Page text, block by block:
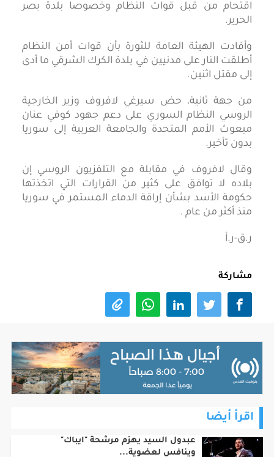
اقتحام من قبل قوات النظام وخصوصا بلدة بصر
الحرير.
وأفادت الهيئة العامة للثورة بأن قوات أمن النظام
أطلقت النار على مدنيين في بلدة الكرك الشرقي ما أدى
إلى مقتل اثنين.
من جهة ثانية، حض سيرغي لافروف وزير الخارجية
الروسي النظام السوري على دعم جهود كوفي عنان
مبعوث الأمم المتحدة والجامعة العربية إلى سوريا
بدون تأخير.
وقال لافروف في مقابلة مع التلفزيون الروسي إن
بلاده لا توافق على كثير من القرارات التي اتخذتها
حكومة الأسد بشأن إراقة الدماء المستمر في سوريا
منذ أكثر من عام .
ر.ق-ر.أ
مشاركة
وينافس لعضوية...